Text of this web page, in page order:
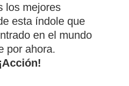
los mejores
esta índole que
en el mundo
por ahora.
¡Acción!